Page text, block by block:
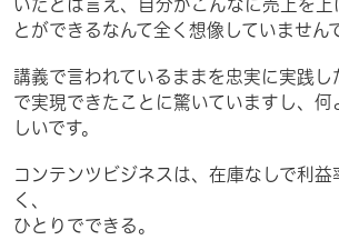
いたとは言え、自分がこんなに売上を上
とができるなんて全く想像していません
講義で言われているままを忠実に実践し
で実現できたことに驚いていますし、何
しいです。
コンテンツビジネスは、在庫なしで利益
く、
ひとりでできる。